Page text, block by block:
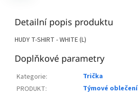
Detailní popis produktu
HUDY T-SHIRT - WHITE (L)
Doplňkové parametry
Kategorie:
Trička
PRODUKT: Týmové oblečení